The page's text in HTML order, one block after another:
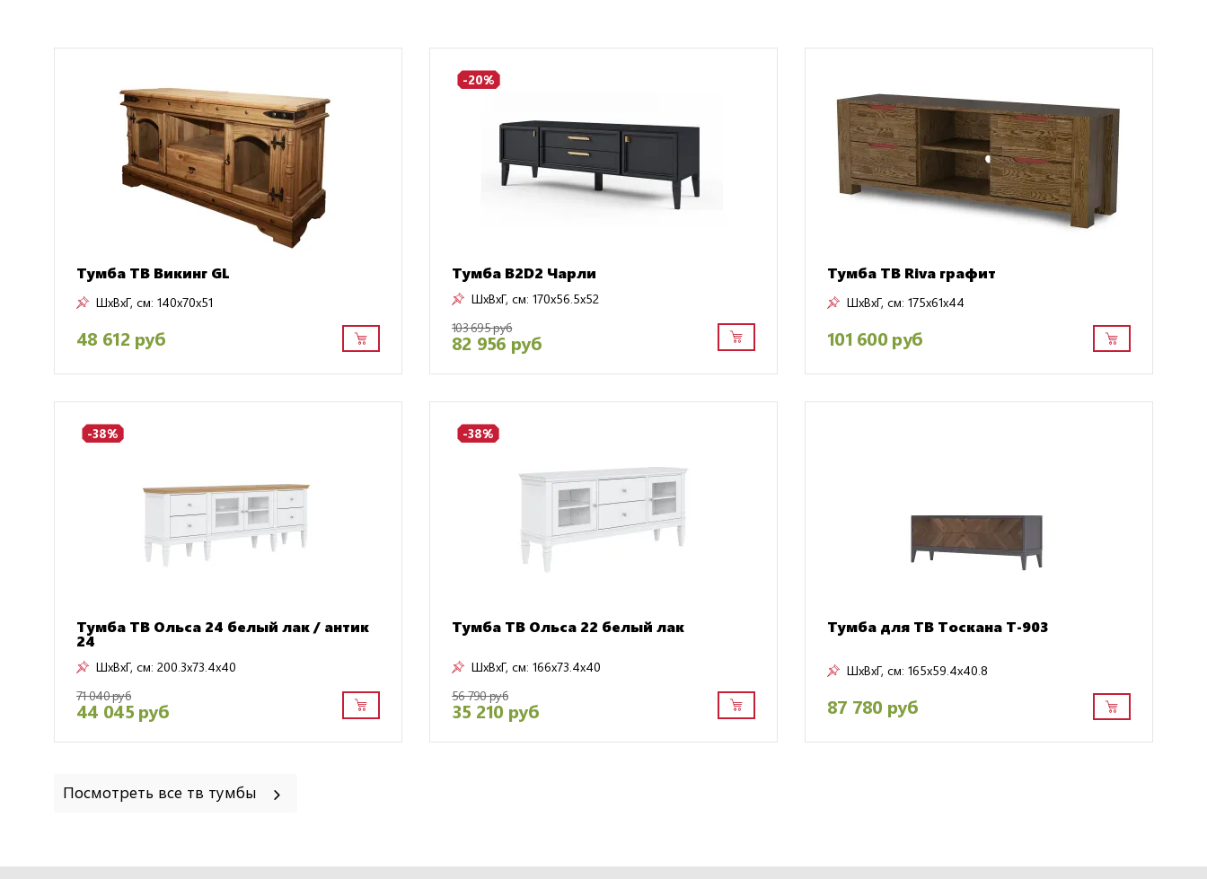
Тумба ТВ Викинг GL
ШxВxГ, см: 140x70x51
48 612 руб
-20%
Тумба B2D2 Чарли
ШxВxГ, см: 170x56.5x52
103 695 руб
82 956 руб
Тумба ТВ Riva графит
ШxВxГ, см: 175x61x44
101 600 руб
-38%
Тумба ТВ Ольса 24 белый лак / антик
24
ШxВxГ, см: 200.3x73.4x40
71 040 руб
44 045 руб
-38%
Тумба ТВ Ольса 22 белый лак
ШxВxГ, см: 166x73.4x40
56 790 руб
35 210 руб
Тумба для ТВ Тоскана Т-903
ШxВxГ, см: 165x59.4x40.8
87 780 руб
Посмотреть все тв тумбы